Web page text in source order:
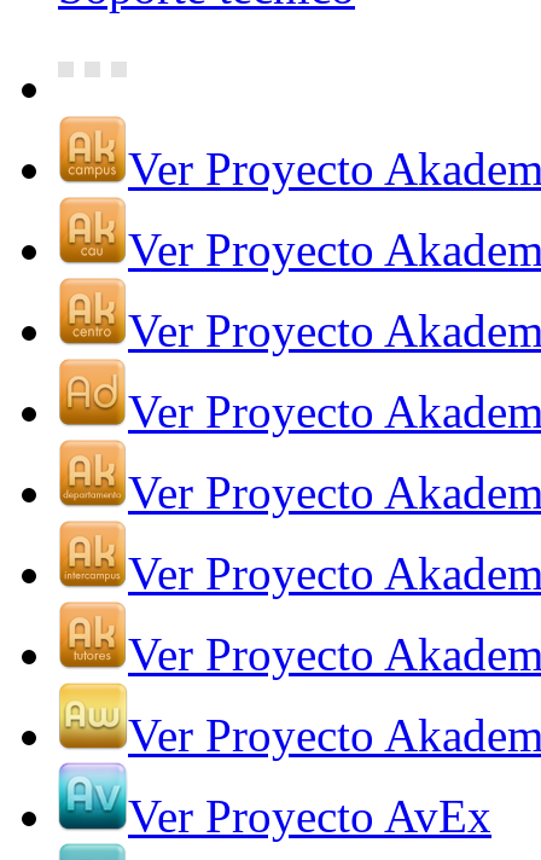
Ver Proyecto
Ver Proyecto
Ver Proyecto
Ver Proyecto
Ver Proyecto
Ver Proyecto
Ver Proyecto
Ver Proyecto
Ver Proyecto AvEx